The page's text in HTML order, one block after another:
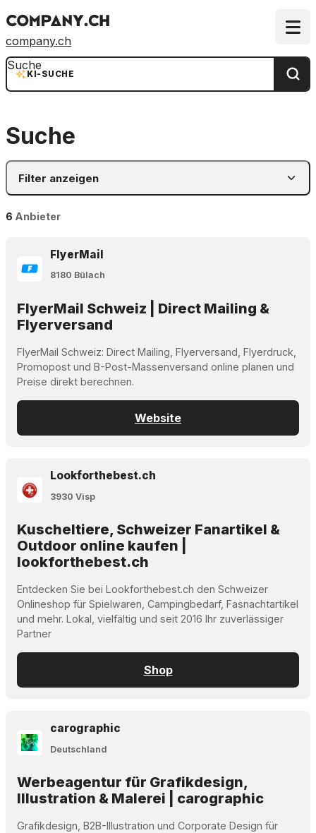
company.ch
KI-SUCHE
Suche
Suche
Filter anzeigen
6 Anbieter
FlyerMail
8180 Bülach
FlyerMail Schweiz | Direct Mailing &
Flyerversand
FlyerMail Schweiz: Direct Mailing, Flyerversand, Flyerdruck,
Promopost und B-Post-Massenversand online planen und
Preise direkt berechnen.
Website
Lookforthebest.ch
3930 Visp
Kuscheltiere, Schweizer Fanartikel &
Outdoor online kaufen |
lookforthebest.ch
Entdecken Sie bei Lookforthebest.ch den Schweizer
Onlineshop für Spielwaren, Campingbedarf, Fasnachtartikel
und mehr. Lokal, vielfältig und seit 2016 Ihr zuverlässiger
Partner
Shop
carographic
Deutschland
Werbeagentur für Grafikdesign,
Illustration & Malerei | carographic
Grafikdesign, B2B-Illustration und Corporate Design für